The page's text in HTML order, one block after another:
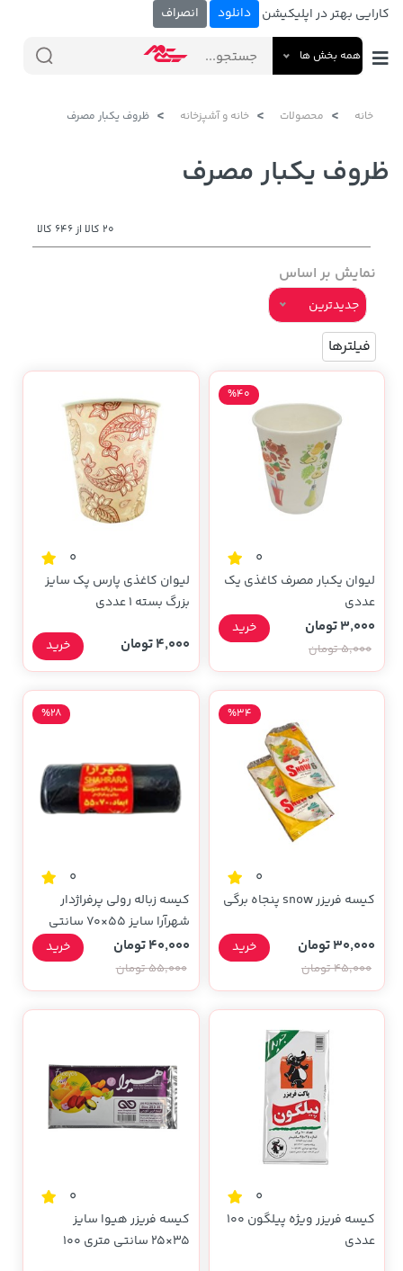
کارایی بهتر در اپلیکیشن دانلود انصراف
همه بخش ها
خانه محصولات خانه و آشپزخانه ظروف یکبار مصرف
ظروف یکبار مصرف
20 کالا از 646 کالا
نمایش بر اساس
جدیدترین
فیلترها
0
لیوان یکبار مصرف کاغذی یک
عددی
%40
3,000 تومان
5,000 تومان
خرید
0
لیوان کاغذی پارس پک سایز
بزرگ بسته 1 عددی
4,000 تومان خرید
0
کیسه فریزر snow پنجاه برگی
%34
30,000 تومان
45,000 تومان
خرید
0
کیسه زباله رولی پرفراژدار
شهرآرا سایز 55×70 سانتی
متری
%28
40,000 تومان
55,000 تومان
خرید
0
کیسه فریزر ویژه پیلگون 100
عددی
0
کیسه فریزر هیوا سایز
35×25 سانتی متری 100